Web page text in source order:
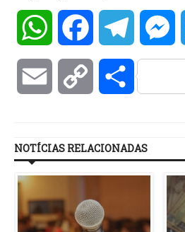
WhatsAppFacebook
Email Copy
NOTÍCIAS RELACIONADAS